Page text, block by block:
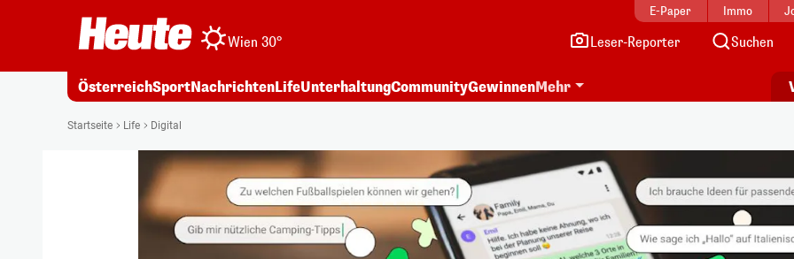
E-Paper Immo
Wien 30° Leser-Reporter Suchen
ÖsterreichSportNachrichtenLifeUnterhaltungCommunityGewinnenMehr
Startseite Life Digital